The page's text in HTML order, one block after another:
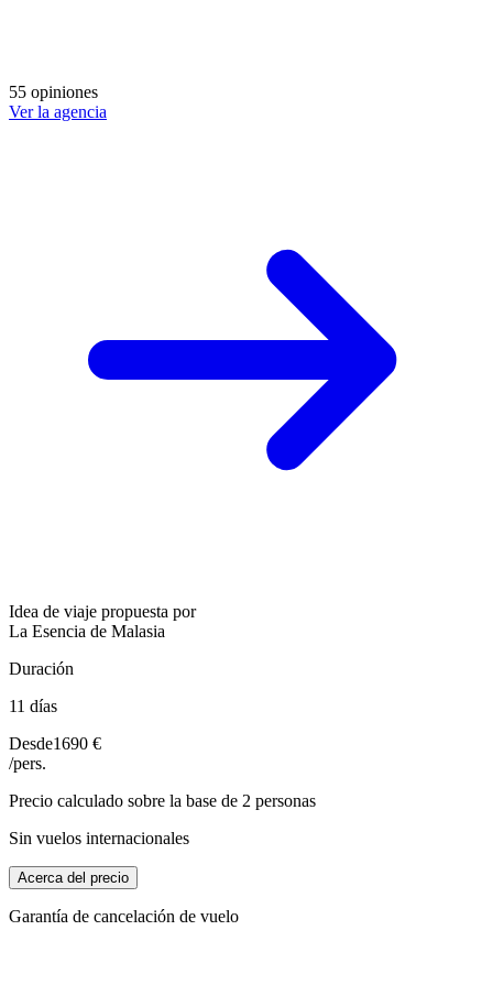
55 opiniones
Ver la agencia
Idea de viaje propuesta por
La Esencia de Malasia
Duración
11 días
Desde1690 €
/pers.
Precio calculado sobre la base de 2 personas
Sin vuelos internacionales
Acerca del precio
Garantía de cancelación de vuelo